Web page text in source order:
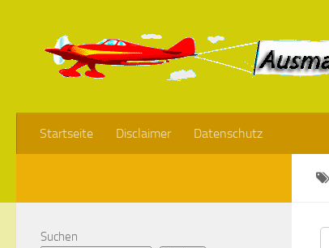
Startseite Disclaimer Datenschutz
Suchen